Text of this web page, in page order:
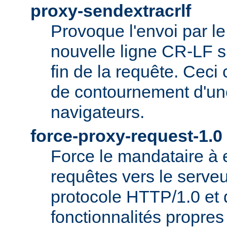
proxy-sendextracrlf
Provoque l'envoi par
nouvelle ligne CR-LF
fin de la requête. Ceci
de contournement
navigateurs.
force-proxy-request-1.0
Force le mandataire à
requêtes vers le
protocole HTTP/1.0 et
fonctionnalités